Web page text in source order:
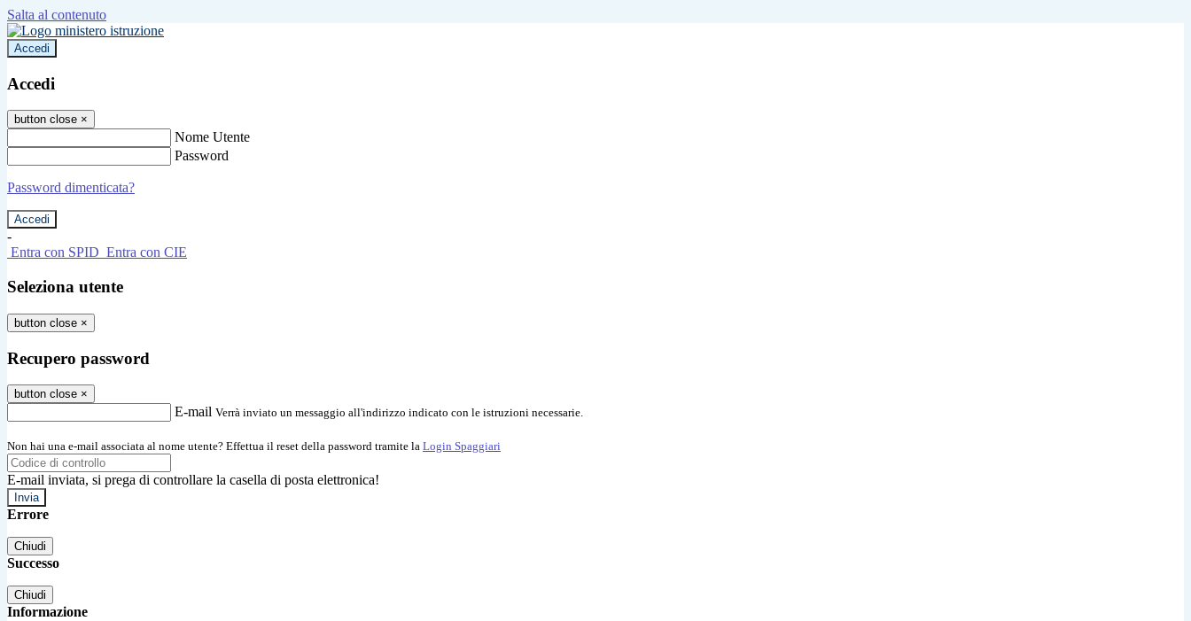
Salta al contenuto
Accedi
Accedi
button close ×
Nome Utente
Password
Password dimenticata?
-
Entra con SPID Entra con CIE
Seleziona utente
button close ×
Recupero password
button close ×
E-mail Verrà inviato un messaggio all'indirizzo indicato con le istruzioni necessarie.
Non hai una e-mail associata al nome utente? Effettua il reset della password tramite la Login Spaggiari
E-mail inviata, si prega di controllare la casella di posta elettronica!
Errore
Chiudi
Successo
Chiudi
Informazione